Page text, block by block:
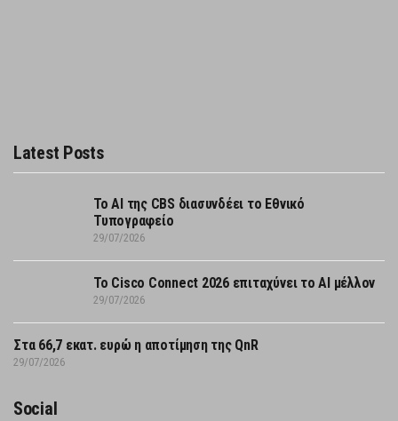
Latest Posts
Το AI της CBS διασυνδέει το Εθνικό
Τυπογραφείο
29/07/2026
Το Cisco Connect 2026 επιταχύνει το AI μέλλον
29/07/2026
Στα 66,7 εκατ. ευρώ η αποτίμηση της QnR
29/07/2026
Social